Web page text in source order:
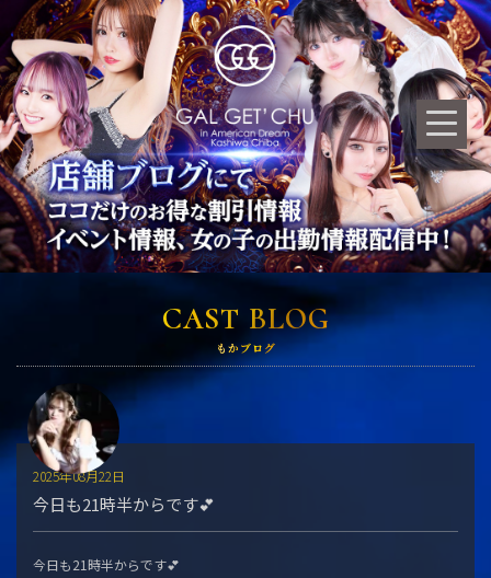
CAST BLOG
もかブログ
今日も21時半からです︎💕︎
2025年08月22日
今日も21時半からです︎💕︎